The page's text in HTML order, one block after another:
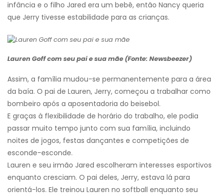
infância e o filho Jared era um bebê, então Nancy queria
que Jerry tivesse estabilidade para as crianças.
Lauren Goff com seu pai e sua mãe (Fonte: Newsbeezer)
Assim, a família mudou-se permanentemente para a área
da baía. O pai de Lauren, Jerry, começou a trabalhar como
bombeiro após a aposentadoria do beisebol.
E graças à flexibilidade de horário do trabalho, ele podia
passar muito tempo junto com sua família, incluindo
noites de jogos, festas dançantes e competições de
esconde-esconde.
Lauren e seu irmão Jared escolheram interesses esportivos
enquanto cresciam. O pai deles, Jerry, estava lá para
orientá-los. Ele treinou Lauren no softball enquanto seu